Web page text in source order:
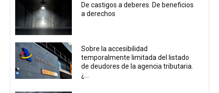
De castigos a deberes. De beneficios
a derechos
Sobre la accesibilidad
temporalmente limitada del listado
de deudores de la agencia tributaria.
¿...